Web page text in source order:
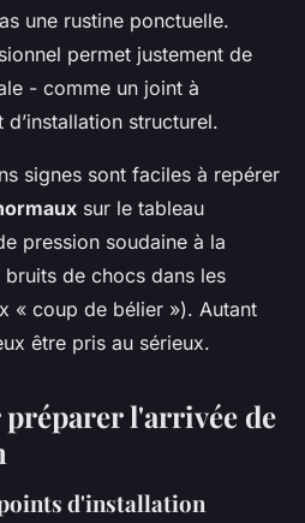
une rustine ponctuelle.
permet justement de
- comme un joint à
structurel.
signes sont faciles à repérer
sur le tableau
pression soudaine à la
de chocs dans les
« coup de bélier »). Autant
être pris au sérieux.
l'arrivée de
d'installation